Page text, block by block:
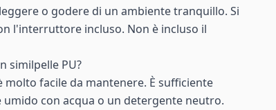
o godere di un ambiente tranquillo. Si
l'interruttore incluso. Non è incluso il
similpelle PU?
facile da mantenere. È sufficiente
con acqua o un detergente neutro.